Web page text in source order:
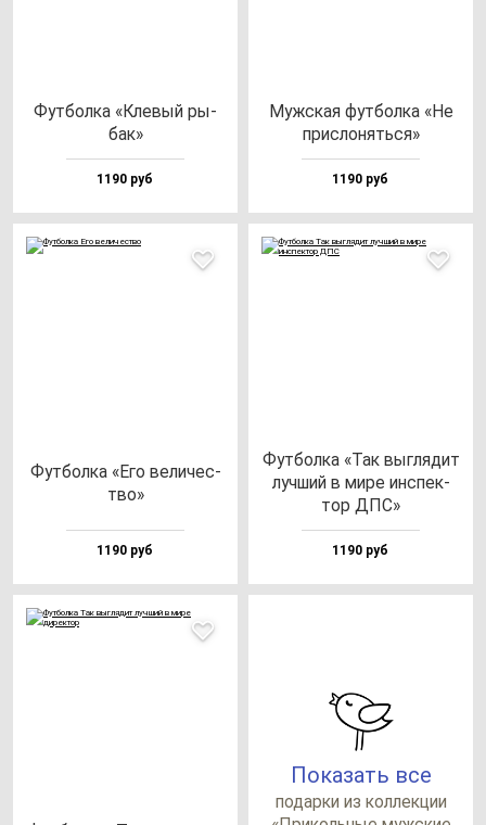
Фут­бол­ка «Кле­вый ры­
бак»
1190 руб
Муж­ская фут­бол­ка «Не
прис­ло­нять­ся»
1190 руб
Фут­бол­ка «Его ве­ли­чес­
тво»
1190 руб
Фут­бол­ка «Так выг­ля­дит
луч­ший в ми­ре ин­спек­
тор ДПС»
1190 руб
Показать все
по­дар­ки из кол­лек­ции